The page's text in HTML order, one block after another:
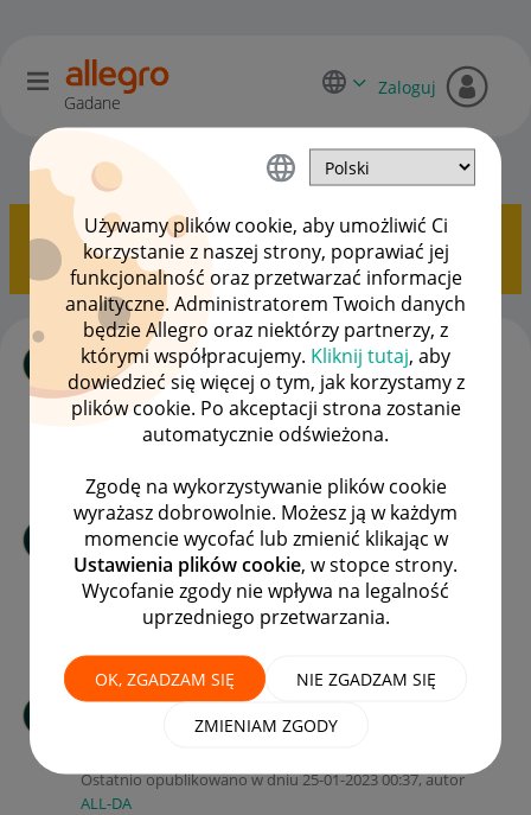
Używamy plików cookie, aby umożliwić Ci
korzystanie z naszej strony, poprawiać jej
funkcjonalność oraz przetwarzać informacje
analityczne. Administratorem Twoich danych
będzie Allegro oraz niektórzy partnerzy, z
którymi współpracujemy. Kliknij tutaj, aby
dowiedzieć się więcej o tym, jak korzystamy z
plików cookie. Po akceptacji strona zostanie
automatycznie odświeżona.
Zgodę na wykorzystywanie plików cookie
wyrażasz dobrowolnie. Możesz ją w każdym
momencie wycofać lub zmienić klikając w
Ustawienia plików cookie, w stopce strony.
Wycofanie zgody nie wpływa na legalność
uprzedniego przetwarzania.
OK, ZGADZAM SIĘ NIE ZGADZAM SIĘ
ZMIENIAM ZGODY
Gadane
Zaloguj
Dyskusje kupujących OPCJE
Pokazywanie tematów z etykietąWysyłka. Pokaż
wszystkie tematy
Chce zamowic rozmowe telefoniczno
autorClient:103424375z ‎10-04-2024 17:36
Ostatnio opublikowano w dniu‎10-04-2024 17:44, autor
komis-bell
Odesłanie towaru z tytułu rekojmy
autorClient:44688374z‎17-08-2023 16:25
Ostatnio opublikowano w dniu‎17-08-202319:20 , autor
LEW433
ODPOWIEDZI 642 WYŚWIETLEŃ
Zwrot przedmiotów, które nie zostały
Ostatnio opublikowano w dniu‎25-01-202300:37, autor
ALL-DA